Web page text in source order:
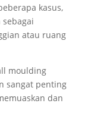
kasus,
atau ruang
moulding
sangat penting
dan